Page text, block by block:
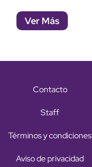
Ver Más
Contacto
Staff
Términos y condiciones
Aviso de privacidad